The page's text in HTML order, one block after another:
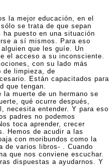
la mejor educación, en el
se trata de que sepan
puesto en una situación
a sí mismos. Para eso
que les guíe. Un
el acceso a su inconsciente.
con su lado más
de limpieza, de
Están capacitados para
que tengan.
muerte de un hermano se
qué ocurre después,
necesita entender. Y para eso
padres no podemos
toca aprender, crecer
Hemos de acudir a las
con moribundos como la
de varios libros- . Cuando
que nos conviene escuchar.
dispuestas a ayudarnos. Y